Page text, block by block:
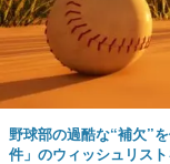
野球部の過酷な“補欠”
件」のウィッシュリス